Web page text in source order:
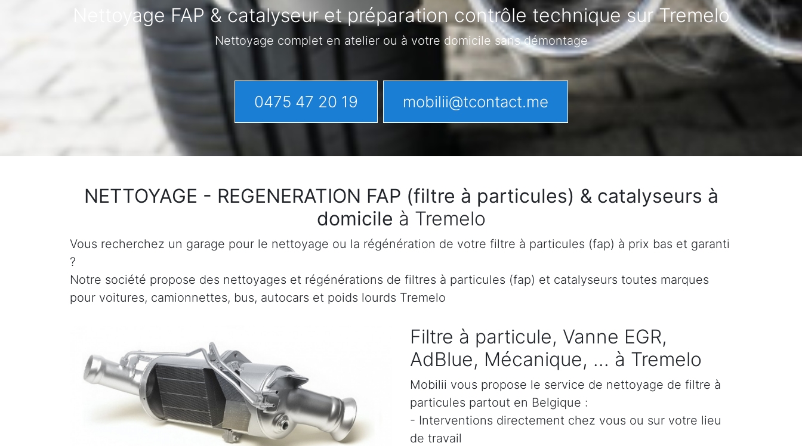
Nettoyage FAP & catalyseur et préparation contrôle technique sur Tremelo
Nettoyage complet en atelier ou à votre domicile sans démontage
0475 47 20 19 mobilii@tcontact.me
NETTOYAGE - REGENERATION FAP (filtre à particules) & catalyseurs à
domicile à Tremelo
Vous recherchez un garage pour le nettoyage ou la régénération de votre filtre à particules (fap) à prix bas et garanti
?
Notre société propose des nettoyages et régénérations de filtres à particules (fap) et catalyseurs toutes marques
pour voitures, camionnettes, bus, autocars et poids lourds Tremelo
Filtre à particule, Vanne EGR,
AdBlue, Mécanique, ... à Tremelo
Mobilii vous propose le service de nettoyage de filtre à
particules partout en Belgique :
- Interventions directement chez vous ou sur votre lieu
de travail